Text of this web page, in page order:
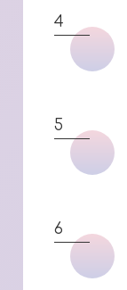
4
5
6